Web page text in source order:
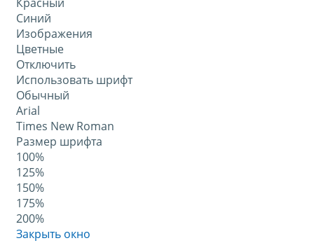
Синий
Изображения
Цветные
Отключить
Использовать шрифт
Обычный
Arial
Times New Roman
Размер шрифта
100%
125%
150%
175%
200%
Закрыть окно